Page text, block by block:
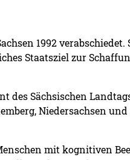
1992
Staatsziel zur
des Sächsischen
Niedersachsen
mit kognitiven